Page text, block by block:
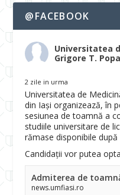
@FACEBOOK
Universitatea
Grigore T.
2 zile in urma
Universitatea de
din Iași organizează, în
sesiunea de toamnă a
studiile universitare de
rămase disponibile după
Candidații vor putea
Admiterea de
news.umfiasi.ro